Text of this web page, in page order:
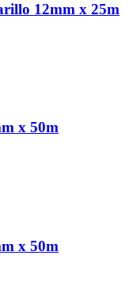
12mm x 25m
x 50m
x 50m